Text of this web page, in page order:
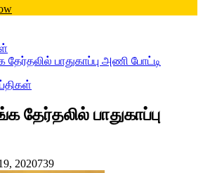
தேர்தலில் பாதுகாப்பு அணி போட்டி
தேர்தலில் பாதுகாப்பு
2020739